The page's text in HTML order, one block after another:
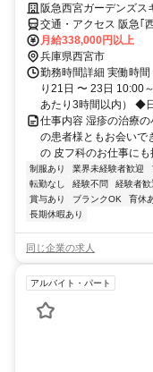
阪急西宮ガーデンズス
交通・アクセス 阪急｢
月給338,000円以上
兵庫県西宮市
勤務時間詳細 実働時
り21日 〜 23日 10:00
あたり3時間以内） ◆
仕事内容 湿疹の治療
の患者様ともお会いで
の 皮フ科のお仕事に
制服あり 業界未経験者歓迎
転勤なし
経験不問 経験者歓
賞与あり
ブランクOK 育休
長期休暇あり
同じ企業の求人
アルバイト・パート